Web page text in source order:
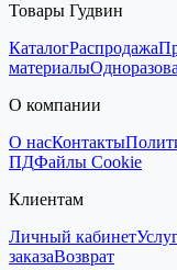
Товары Гудвин
КаталогРаспродажа
материалы
О компании
О насКонтакты
ПДФайлы Cookie
Клиентам
Личный кабинет
заказаВозврат